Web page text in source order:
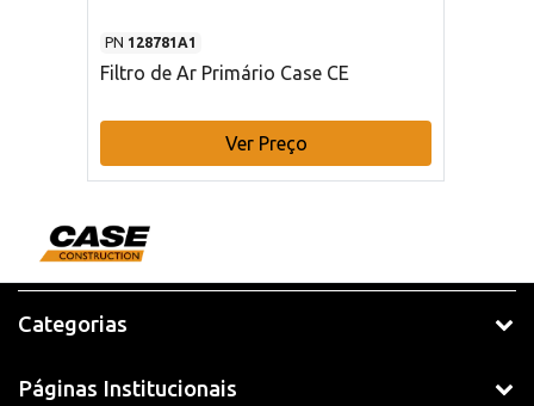
PN 128781A1
Filtro de Ar Primário Case CE
Ver Preço
Categorias
Páginas Institucionais